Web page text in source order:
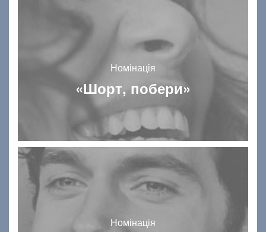
Номінація
«Шорт, побери»
Номінація